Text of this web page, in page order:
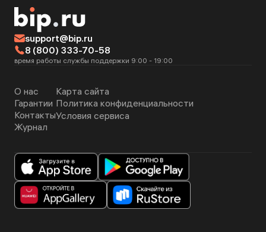
support@bip.ru
8 (800) 333-70-58
время работы службы поддержки 9:00 - 19:00
О нас
Гарантии
Контакты
Журнал
Карта сайта
Политика конфиденциальности
Условия сервиса